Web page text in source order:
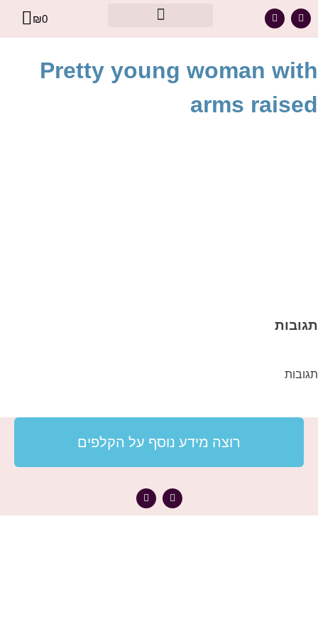
₪0
Pretty young woman with
arms raised
תגובות
תגובות
רוצה מידע נוסף על הקלפים